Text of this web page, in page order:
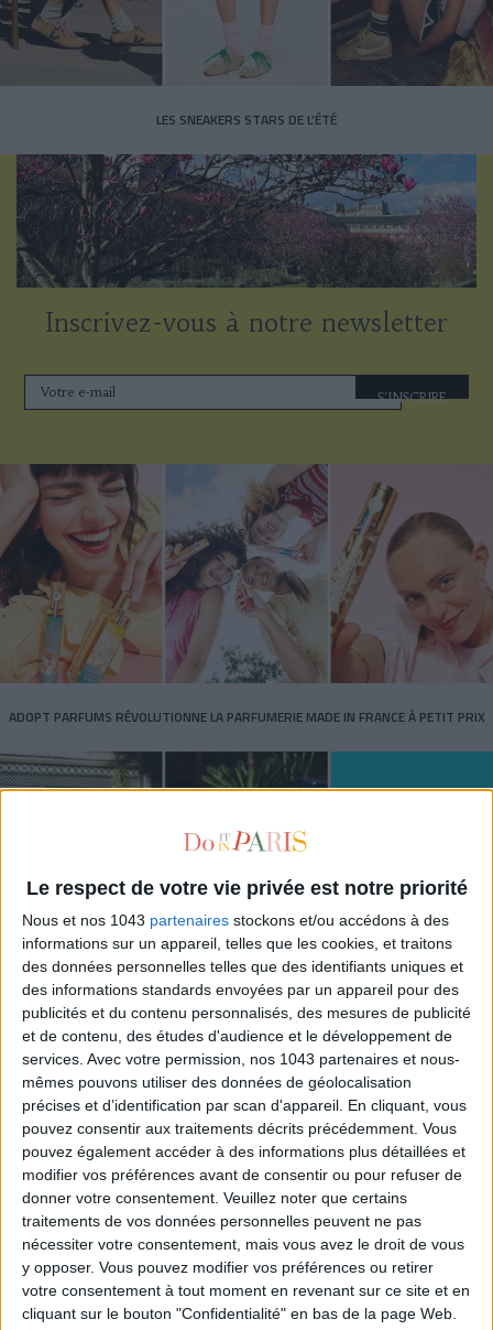
Le respect de votre vie privée est notre priorité
Nous et nos 1043 partenaires stockons et/ou accédons à des
informations sur un appareil, telles que les cookies, et traitons
des données personnelles telles que des identifiants uniques et
des informations standards envoyées par un appareil pour des
publicités et du contenu personnalisés, des mesures de publicité
et de contenu, des études d'audience et le développement de
services. Avec votre permission, nos 1043 partenaires et nous-
mêmes pouvons utiliser des données de géolocalisation
précises et d’identification par scan d'appareil. En cliquant, vous
pouvez consentir aux traitements décrits précédemment. Vous
pouvez également accéder à des informations plus détaillées et
modifier vos préférences avant de consentir ou pour refuser de
donner votre consentement. Veuillez noter que certains
traitements de vos données personnelles peuvent ne pas
nécessiter votre consentement, mais vous avez le droit de vous
y opposer. Vous pouvez modifier vos préférences ou retirer
votre consentement à tout moment en revenant sur ce site et en
cliquant sur le bouton "Confidentialité" en bas de la page Web.
LES SNEAKERS STARS DE L’ÉTÉ
Inscrivez-vous à notre newsletter
S'INSCRIRE
ADOPT PARFUMS RÉVOLUTIONNE LA PARFUMERIE MADE IN FRANCE À PETIT PRIX
TOUT CE QUE VOUS DEVEZ FAIRE À PARIS EN AOÛT
LES SPF 50 QUI DONNENT ENVIE DE SE TARTINER